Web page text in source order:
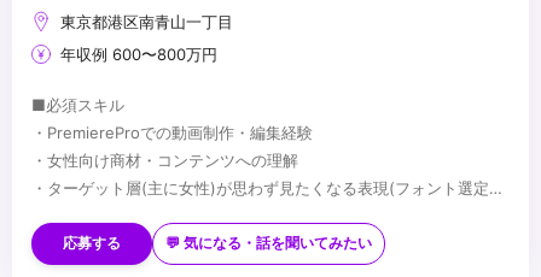
東京都港区南青山一丁目
年収例 600〜800万円
■必須スキル
・PremiereProでの動画制作・編集経験
・女性向け商材・コンテンツへの理解
・ターゲット層(主に女性)が思わず見たくなる表現(フォント選定・
※応募時は、ポートフォリオor制作物のURLのご提出をお願いしま
す
・PhotoshopやIllustratorを用いたデザイン経験がある方
・AfterEffectsの使用経験がある方
応募する 💬 気になる・話を聞いてみたい